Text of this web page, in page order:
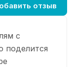
с
поделится
отзыв